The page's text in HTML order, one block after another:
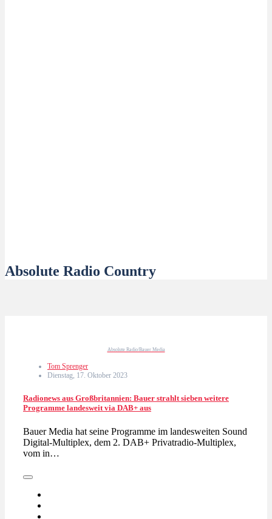
Absolute Radio Country
Absolute Radio/Bauer Media
Tom Sprenger
Dienstag, 17. Oktober 2023
Radionews aus Großbritannien: Bauer strahlt sieben weitere
Programme landesweit via DAB+ aus
Bauer Media hat seine Programme im landesweiten Sound
Digital-Multiplex, dem 2. DAB+ Privatradio-Multiplex,
vom in…